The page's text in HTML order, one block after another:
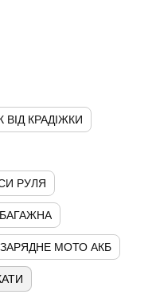
ВІД КРАДІЖКИ
РУЛЯ
ЗАРЯДНЕ МОТО АКБ